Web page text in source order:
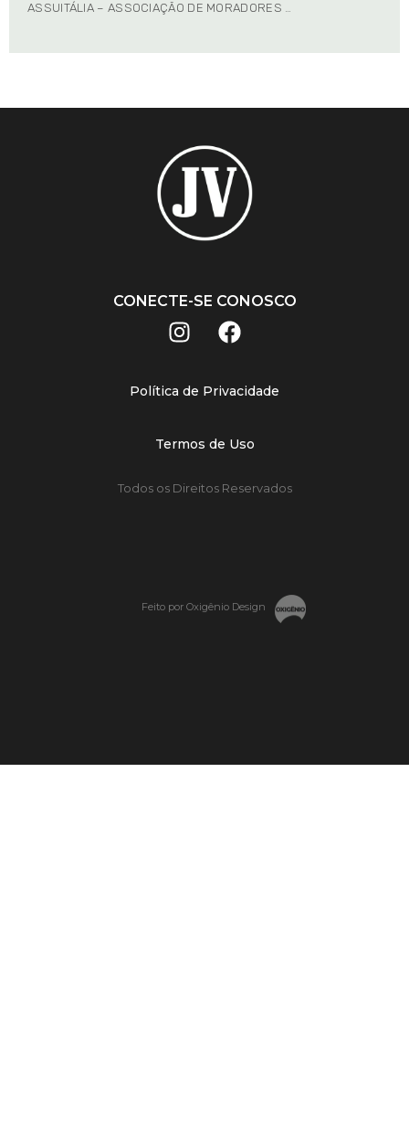
ASSUITÁLIA – ASSOCIAÇÃO DE MORADORES …
CONECTE-SE CONOSCO
Política de Privacidade
Termos de Uso
Todos os Direitos Reservados
Feito por Oxigênio Design